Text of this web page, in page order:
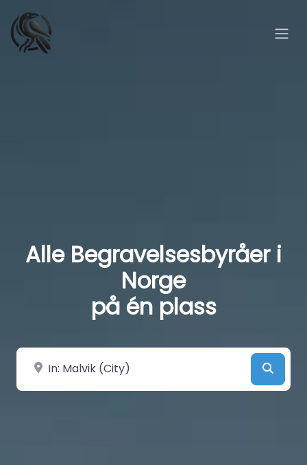
Alle Begravelsesbyråer i
Norge
på én plass
Velg by/sted